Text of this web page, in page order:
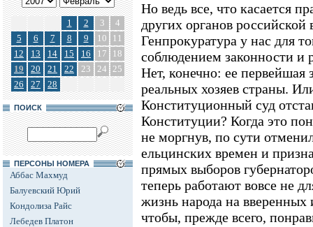
1 2 3
4
5
6 7 8 9 10
11
12
13 14 15 16 17
18
19
20 21 22 23 24 25
26
27 28
ПОИСК
ПЕРСОНЫ НОМЕРА
Аббас Махмуд
Балуевский Юрий
Кондолиза Райс
Лебедев Платон
Но ведь все, что касается
других органов российской
Генпрокуратура у нас для
соблюдением законности и
Нет, конечно: ее первейшая
реальных хозяев страны.
Конституционный суд
Конституции? Когда это
не моргнув, по сути
ельцинских времен и
прямых выборов
теперь работают вовсе не
жизнь народа на вверенных
чтобы, прежде всего,